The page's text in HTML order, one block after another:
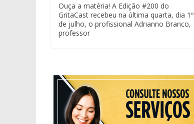
Ouça a matéria! A Edição #200 do
GritaCast recebeu na última quarta, dia 1º
de julho, o profissional Adrianno Branco,
professor